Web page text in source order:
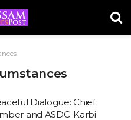
Dialogue: Chief
and ASDC-Karbi